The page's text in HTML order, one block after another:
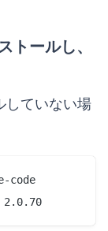
トールし、
していない場
code